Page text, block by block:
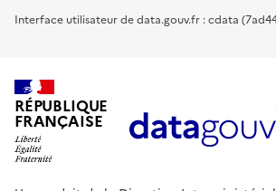
Interface utilisateur de data.gouv.fr : cdata
RÉPUBLIQUE
FRANÇAISE